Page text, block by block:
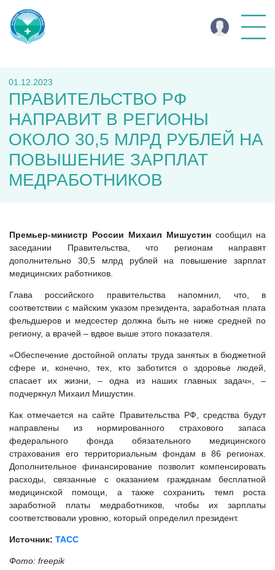
01.12.2023
ПРАВИТЕЛЬСТВО РФ
НАПРАВИТ В РЕГИОНЫ
ОКОЛО 30,5 МЛРД РУБЛЕЙ НА
ПОВЫШЕНИЕ ЗАРПЛАТ
МЕДРАБОТНИКОВ
Премьер-министр России Михаил Мишустин сообщил на
заседании Правительства, что регионам направят
дополнительно 30,5 млрд рублей на повышение зарплат
медицинских работников.
Глава российского правительства напомнил, что, в
соответствии с майским указом президента, заработная плата
фельдшеров и медсестер должна быть не ниже средней по
региону, а врачей – вдвое выше этого показателя.
«Обеспечение достойной оплаты труда занятых в бюджетной
сфере и, конечно, тех, кто заботится о здоровье людей,
спасает их жизни, – одна из наших главных задач», –
подчеркнул Михаил Мишустин.
Как отмечается на сайте Правительства РФ, средства будут
направлены из нормированного страхового запаса
федерального фонда обязательного медицинского
страхования его территориальным фондам в 86 регионах.
Дополнительное финансирование позволит компенсировать
расходы, связанные с оказанием гражданам бесплатной
медицинской помощи, а также сохранить темп роста
заработной платы медработников, чтобы их зарплаты
соответствовали уровню, который определил президент.
Источник: ТАСС
Фото: freepik